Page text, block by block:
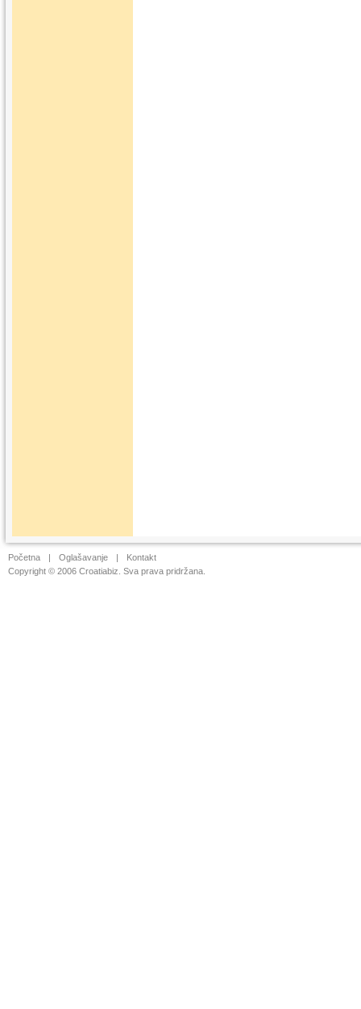
Početna | Oglašavanje |
Kontakt
Copyright © 2006 Croatiabiz. Sva prava pridržana.